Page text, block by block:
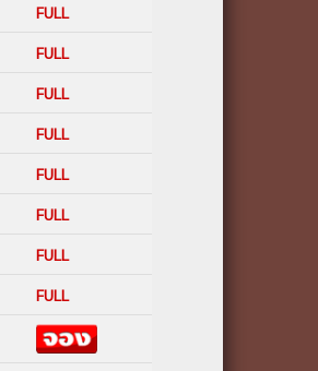
FULL
FULL
FULL
FULL
FULL
FULL
FULL
FULL